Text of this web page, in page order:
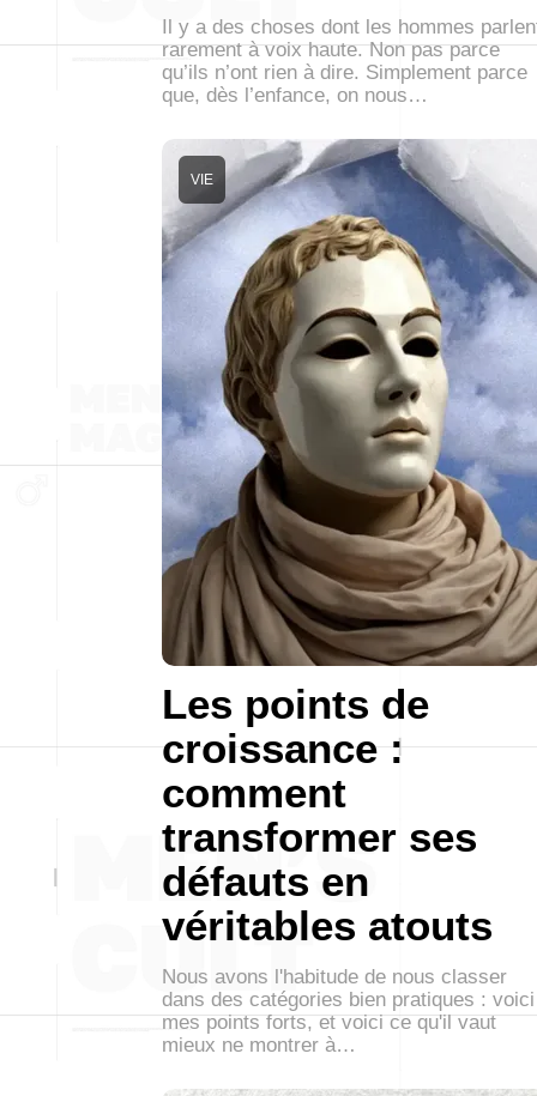
Il y a des choses dont les hommes
rarement à voix haute. Non pas parce
qu’ils n’ont rien à dire. Simplement parce
que, dès l’enfance, on nous…
Les points de
croissance :
comment
transformer ses
défauts en
véritables atouts
VIE
Nous avons l'habitude de nous classer
dans des catégories bien pratiques : voici
mes points forts, et voici ce qu'il vaut
mieux ne montrer à…